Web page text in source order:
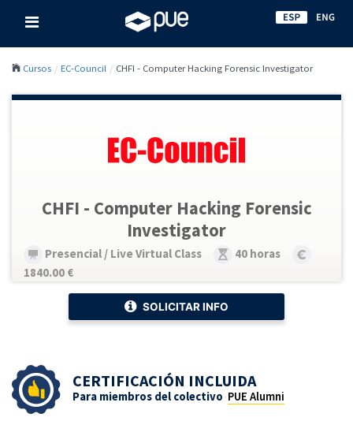
Cursos EC-Council CHFI - Computer Hacking Forensic Investigator
CHFI - Computer Hacking Forensic
Investigator
Presencial / Live Virtual Class
40 horas
1840.00 €
SOLICITAR INFO
CERTIFICACIÓN INCLUIDA
Para miembros del colectivo PUE Alumni